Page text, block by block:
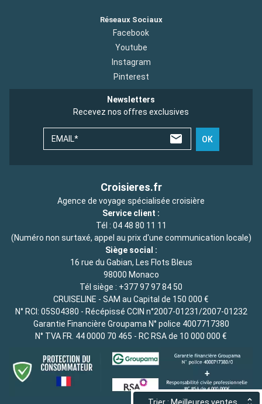
Réseaux Sociaux
Facebook
Youtube
Instagram
Pinterest
Newsletters
Recevez nos offres exclusives
EMAIL* OK
Croisieres.fr
Agence de voyage spécialisée croisière
Service client :
Tél : 04 48 80 11 11
(Numéro non surtaxé, appel au prix d'une communication locale)
Siège social :
16 rue du Gabian, Les Flots Bleus
98000 Monaco
Tél siège : +377 97 97 84 50
CRUISELINE - SAM au Capital de 150 000 €
N° RCI: 05S04380 - Récépissé CCIN n°2007-01231/2007-01232
Garantie Financière Groupama N° police 4007717380
N° TVA FR. 44 0000 70 465 - RC RSA de 10 000 000 €